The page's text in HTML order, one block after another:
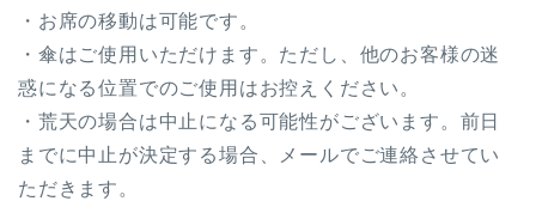
・お席の移動は可能です。
・傘はご使用いただけます。ただし、他のお客様の迷
惑になる位置でのご使用はお控えください。
・荒天の場合は中止になる可能性がございます。前日
までに中止が決定する場合、メールでご連絡させてい
ただきます。